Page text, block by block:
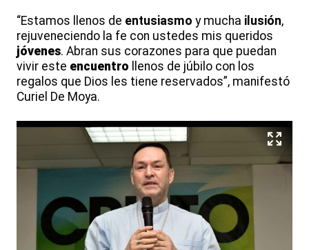
“Estamos llenos de entusiasmo y mucha ilusión,
rejuveneciendo la fe con ustedes mis queridos
jóvenes. Abran sus corazones para que puedan
vivir este encuentro llenos de júbilo con los
regalos que Dios les tiene reservados”, manifestó
Curiel De Moya.